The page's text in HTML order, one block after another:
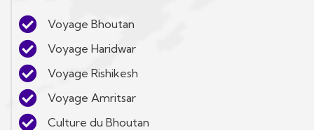
Voyage Bhoutan
Voyage Haridwar
Voyage Rishikesh
Voyage Amritsar
Culture du Bhoutan